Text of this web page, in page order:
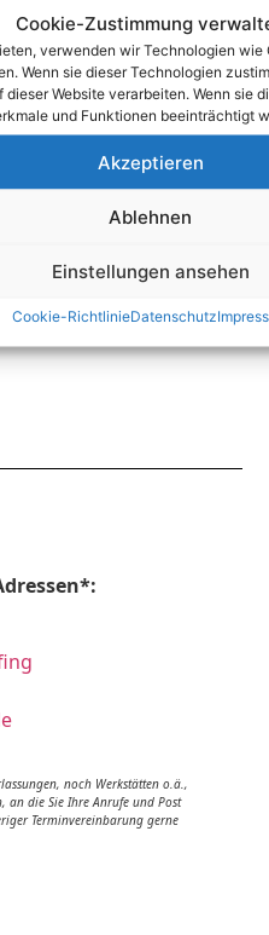
Cookie-Zustimmung
verwenden wir Technologien
Wenn sie dieser Technologien
Website verarbeiten. Wenn sie
und Funktionen beeinträchtigt
Akzeptieren
Ablehnen
Einstellungen ansehen
Cookie-RichtlinieDatenschutz
noch Werkstätten o.ä.,
an die Sie Ihre Anrufe und Post
Terminvereinbarung gerne